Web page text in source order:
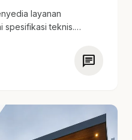
layanan
spesifikasi teknis.
chat